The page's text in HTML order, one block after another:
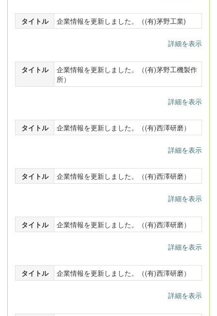
タイトル 企業情報を更新しました。（(有)茅野工業)
詳細を表示
タイトル
企業情報を更新しました。（(有)茅野工機製作
所）
詳細を表示
タイトル 企業情報を更新しました。（(有)西澤研磨）
詳細を表示
タイトル 企業情報を更新しました。（(有)西澤研磨）
詳細を表示
タイトル 企業情報を更新しました。（(有)西澤研磨）
詳細を表示
タイトル 企業情報を更新しました。（(有)西澤研磨）
詳細を表示